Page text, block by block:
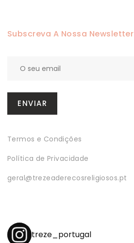
Subscreva A Nossa Newsletter
Termos e Condições
Política de Privacidade
geral@trezeaderecosreligiosos.pt
treze_portugal